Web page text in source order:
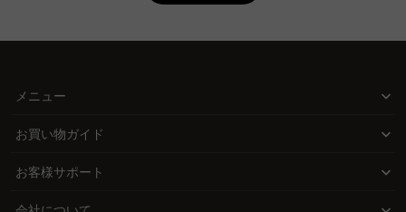
Q. 猫が爪とぎを使ってくれない場合の対策はありますか？
す。また、猫の好みの素材や形状を探るために、いくつかの種類を
試してみるのも良いでしょう。CAGUUUでは、多様な素材と形状の
爪とぎを取り揃えており、愛猫の好みに合った製品を見つけるお手
伝いをいたします。5年品質保証もついておりますので、安心で
い選択肢として、暮らしに心地よさをプラスします。
むことも重要です。CAGUUUのコレクションは、素材・形状・サイ
性、木製や布製の上品さなど、触感と扱いやすさを両立した素材を
状、体をしっかり伸ばせるサイズ感、リビングにもなじむ北欧風や
シンプルモダンのデザインなど、多彩な選択肢で“猫も人も心地よ
メニュー
お買い物ガイド
お客様サポート